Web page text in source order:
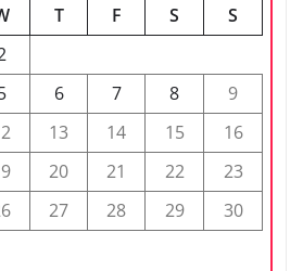
T F S
S
6 7 8
9
13 14 15
16
20 21 22
23
27 28 29
30